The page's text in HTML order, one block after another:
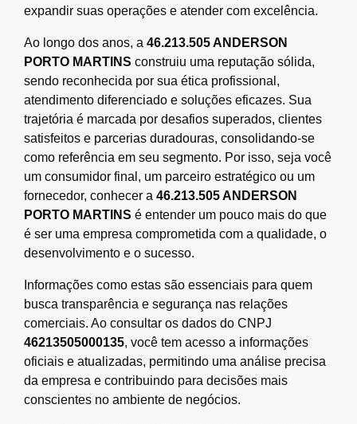
expandir suas operações e atender com excelência.
Ao longo dos anos, a 46.213.505 ANDERSON
PORTO MARTINS construiu uma reputação sólida,
sendo reconhecida por sua ética profissional,
atendimento diferenciado e soluções eficazes. Sua
trajetória é marcada por desafios superados, clientes
satisfeitos e parcerias duradouras, consolidando-se
como referência em seu segmento. Por isso, seja você
um consumidor final, um parceiro estratégico ou um
fornecedor, conhecer a 46.213.505 ANDERSON
PORTO MARTINS é entender um pouco mais do que
é ser uma empresa comprometida com a qualidade, o
desenvolvimento e o sucesso.
Informações como estas são essenciais para quem
busca transparência e segurança nas relações
comerciais. Ao consultar os dados do CNPJ
46213505000135, você tem acesso a informações
oficiais e atualizadas, permitindo uma análise precisa
da empresa e contribuindo para decisões mais
conscientes no ambiente de negócios.